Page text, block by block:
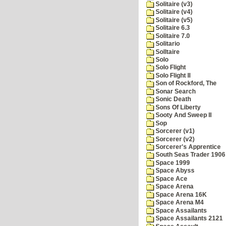
Solitaire (v3)
Solitaire (v4)
Solitaire (v5)
Solitaire 6.3
Solitaire 7.0
Solitario
Solltaire
Solo
Solo Flight
Solo Flight II
Son of Rockford, The
Sonar Search
Sonic Death
Sons Of Liberty
Sooty And Sweep II
Sop
Sorcerer (v1)
Sorcerer (v2)
Sorcerer's Apprentice
South Seas Trader 1906
Space 1999
Space Abyss
Space Ace
Space Arena
Space Arena 16K
Space Arena M4
Space Assailants
Space Assailants 2121